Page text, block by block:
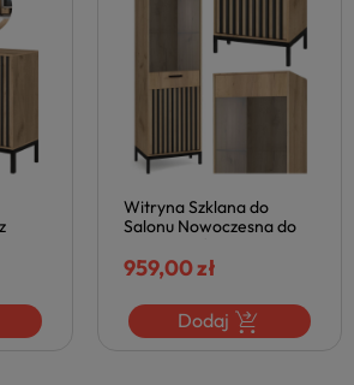
Witryna Szklana do
Salonu Nowoczesna do
Dąb Craft Czarna
Halmar
959,00 zł
Dodaj